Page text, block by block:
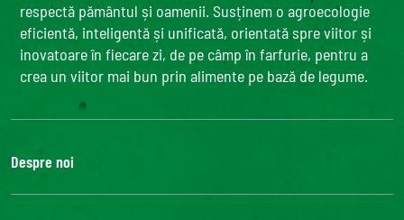
respectă pământul și oamenii. Susținem o agroecologie
eficientă, inteligentă și unificată, orientată spre viitor și
inovatoare în fiecare zi, de pe câmp în farfurie, pentru a
crea un viitor mai bun prin alimente pe bază de legume.
Despre noi
Grupul Bonduelle